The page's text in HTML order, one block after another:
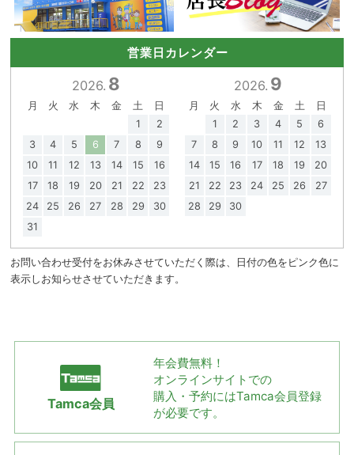
営業日カレンダー
2026. 8
月 火 水 木 金 土
日
1
2
3
4 5 6 7 8
9
10
11 12 13 14 15
16
17
18 19 20 21 22
23
24
25 26 27 28 29
30
31
2026. 9
月 火 水 木 金 土
日
1
2 3 4 5
6
7
8 9 10 11 12
13
14
15 16 17 18 19
20
21
22 23 24 25 26
27
28
29 30
お問い合わせ受付をお休みさせていただく際は、日付の色をピンク色に
表示しお知らせさせていただきます。
Tamca会員
年会費無料！
オンラインサイトでの
購入・予約にはTamca会員登録
が必要です。